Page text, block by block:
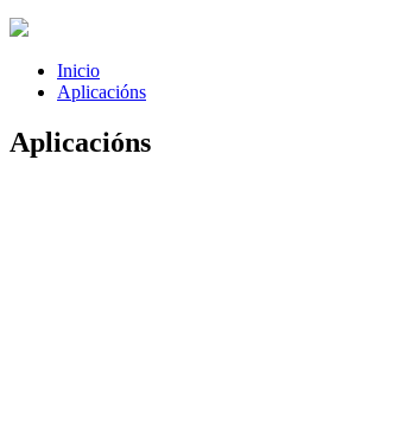
Inicio
Aplicacións
Aplicacións